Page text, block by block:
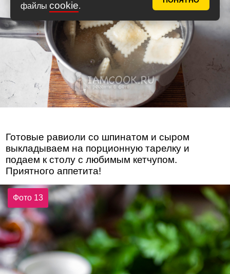
файлы cookie.
Готовые равиоли со шпинатом и сыром
выкладываем на порционную тарелку и
подаем к столу с любимым кетчупом.
Приятного аппетита!
Фото 13